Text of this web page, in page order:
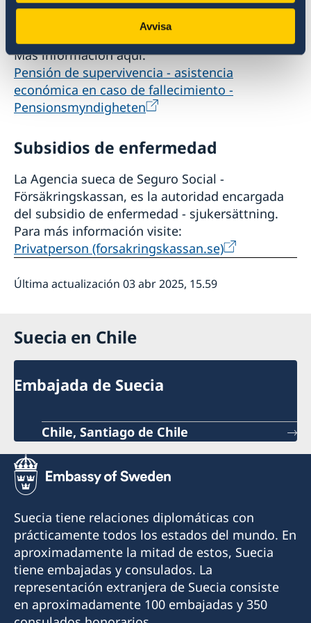
Avvisa
Chile
Más información aquí:
Pensión de supervivencia - asistencia
económica en caso de fallecimiento -
Pensionsmyndigheten
Subsidios de enfermedad
La Agencia sueca de Seguro Social -
Försäkringskassan, es la autoridad encargada
del subsidio de enfermedad - sjukersättning.
Para más información visite:
Privatperson (forsakringskassan.se)
Última actualización 03 abr 2025, 15.59
Suecia en Chile
Embajada de Suecia
Chile, Santiago de Chile
Suecia tiene relaciones diplomáticas con
prácticamente todos los estados del mundo. En
aproximadamente la mitad de estos, Suecia
tiene embajadas y consulados. La
representación extranjera de Suecia consiste
en aproximadamente 100 embajadas y 350